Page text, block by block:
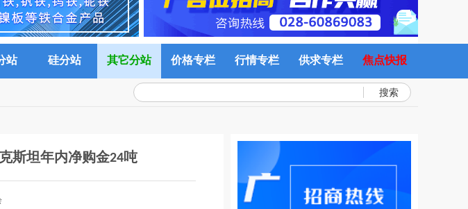
站 硅分站 其它分站 价格专栏 行情专栏 供求专栏 焦点快报
搜索
斯坦年内净购金24吨